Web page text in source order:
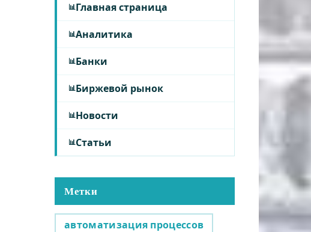
Главная страница
Аналитика
Банки
Биржевой рынок
Новости
Статьи
Метки
автоматизация процессов